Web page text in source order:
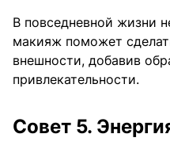
В повседневной жизни
макияж поможет
внешности, добавив
привлекательности.
Совет 5.